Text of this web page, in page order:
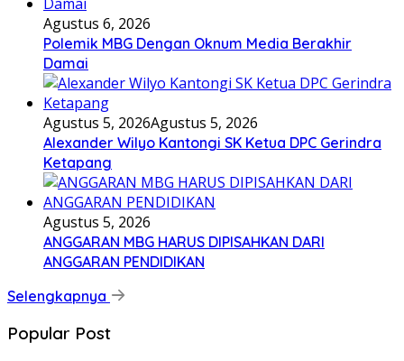
Agustus 6, 2026
Polemik MBG Dengan Oknum Media Berakhir
Damai
Agustus 5, 2026Agustus 5, 2026
Alexander Wilyo Kantongi SK Ketua DPC Gerindra
Ketapang
Agustus 5, 2026
ANGGARAN MBG HARUS DIPISAHKAN DARI
ANGGARAN PENDIDIKAN
Selengkapnya
Popular Post